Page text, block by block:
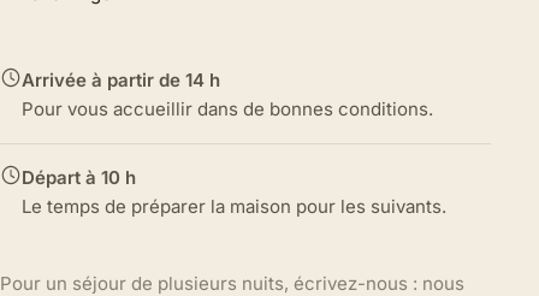
Arrivée à partir de 14 h
Pour vous accueillir dans de bonnes conditions.
Départ à 10 h
Le temps de préparer la maison pour les suivants.
Pour un séjour de plusieurs nuits, écrivez-nous : nous